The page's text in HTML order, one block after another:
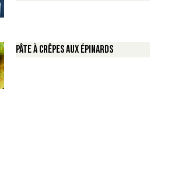
Pâte à crêpes aux épinards